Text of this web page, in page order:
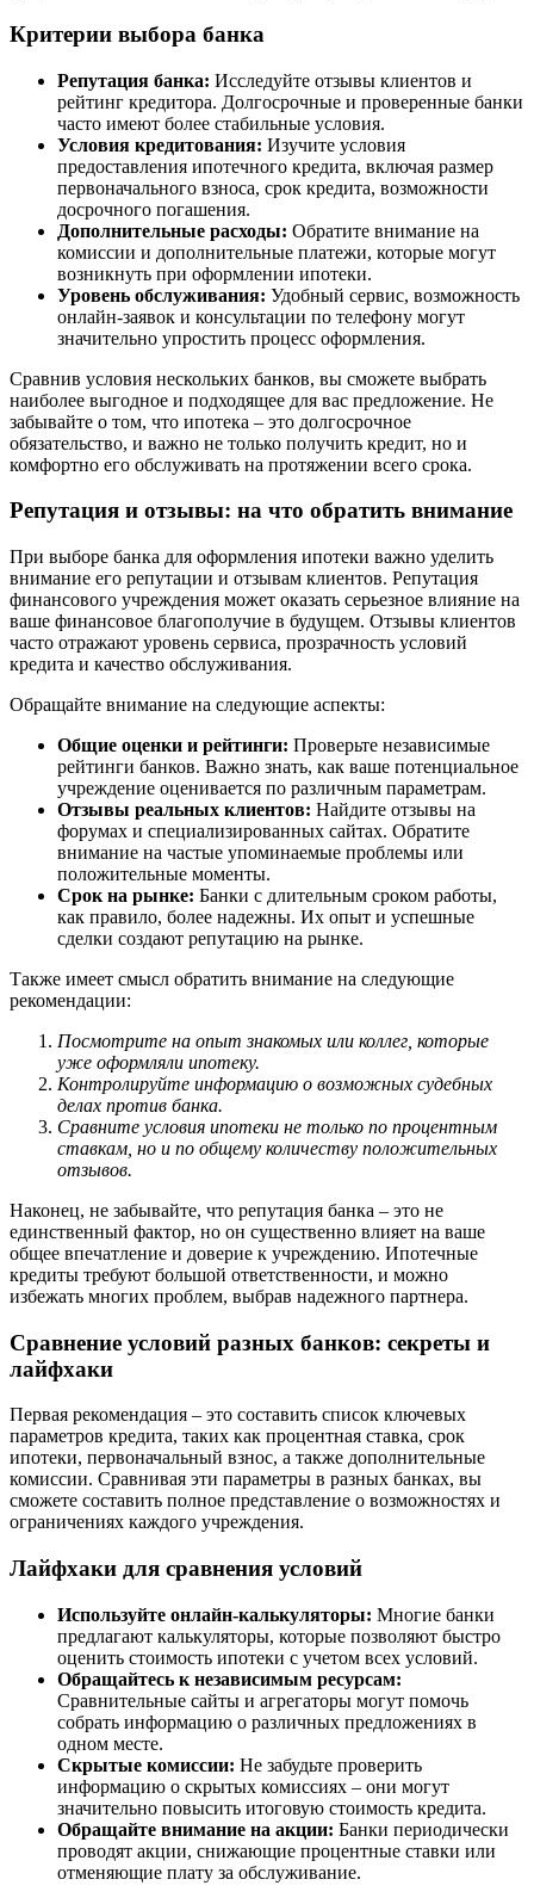
Критерии выбора банка
Репутация банка: Исследуйте отзывы клиентов и
рейтинг кредитора. Долгосрочные и проверенные банки
часто имеют более стабильные условия.
Условия кредитования: Изучите условия
предоставления ипотечного кредита, включая размер
первоначального взноса, срок кредита, возможности
досрочного погашения.
Дополнительные расходы: Обратите внимание на
комиссии и дополнительные платежи, которые могут
возникнуть при оформлении ипотеки.
Уровень обслуживания: Удобный сервис, возможность
онлайн-заявок и консультации по телефону могут
значительно упростить процесс оформления.
Сравнив условия нескольких банков, вы сможете выбрать
наиболее выгодное и подходящее для вас предложение. Не
забывайте о том, что ипотека – это долгосрочное
обязательство, и важно не только получить кредит, но и
комфортно его обслуживать на протяжении всего срока.
Репутация и отзывы: на что обратить внимание
При выборе банка для оформления ипотеки важно уделить
внимание его репутации и отзывам клиентов. Репутация
финансового учреждения может оказать серьезное влияние на
ваше финансовое благополучие в будущем. Отзывы клиентов
часто отражают уровень сервиса, прозрачность условий
кредита и качество обслуживания.
Обращайте внимание на следующие аспекты:
Общие оценки и рейтинги: Проверьте независимые
рейтинги банков. Важно знать, как ваше потенциальное
учреждение оценивается по различным параметрам.
Отзывы реальных клиентов: Найдите отзывы на
форумах и специализированных сайтах. Обратите
внимание на частые упоминаемые проблемы или
положительные моменты.
Срок на рынке: Банки с длительным сроком работы,
как правило, более надежны. Их опыт и успешные
сделки создают репутацию на рынке.
Также имеет смысл обратить внимание на следующие
рекомендации:
Посмотрите на опыт знакомых или коллег, которые
уже оформляли ипотеку.
Контролируйте информацию о возможных судебных
делах против банка.
Сравните условия ипотеки не только по процентным
ставкам, но и по общему количеству положительных
отзывов.
Наконец, не забывайте, что репутация банка – это не
единственный фактор, но он существенно влияет на ваше
общее впечатление и доверие к учреждению. Ипотечные
кредиты требуют большой ответственности, и можно
избежать многих проблем, выбрав надежного партнера.
Сравнение условий разных банков: секреты и
лайфхаки
Первая рекомендация – это составить список ключевых
параметров кредита, таких как процентная ставка, срок
ипотеки, первоначальный взнос, а также дополнительные
комиссии. Сравнивая эти параметры в разных банках, вы
сможете составить полное представление о возможностях и
ограничениях каждого учреждения.
Лайфхаки для сравнения условий
Используйте онлайн-калькуляторы: Многие банки
предлагают калькуляторы, которые позволяют быстро
оценить стоимость ипотеки с учетом всех условий.
Обращайтесь к независимым ресурсам:
Сравнительные сайты и агрегаторы могут помочь
собрать информацию о различных предложениях в
одном месте.
Скрытые комиссии: Не забудьте проверить
информацию о скрытых комиссиях – они могут
значительно повысить итоговую стоимость кредита.
Обращайте внимание на акции: Банки периодически
проводят акции, снижающие процентные ставки или
отменяющие плату за обслуживание.